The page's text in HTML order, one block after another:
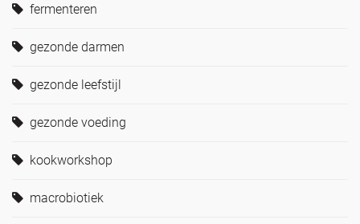
fermenteren
gezonde darmen
gezonde leefstijl
gezonde voeding
kookworkshop
macrobiotiek